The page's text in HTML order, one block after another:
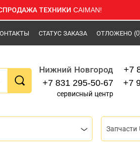
ТЕХНИКИ CAIMAN!
СТАТУС ЗАКАЗА ОТЛОЖЕНО
Нижний Новгород
+7 831 295-50-67
сервисный центр
+7
+7
Запчасти